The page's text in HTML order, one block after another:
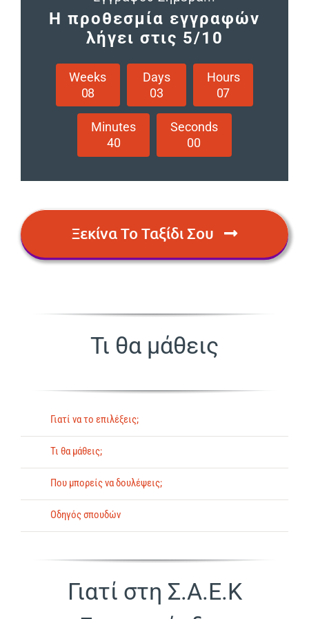
Η προθεσμία εγγραφών
λήγει στις 5/10
08
Weeks
03
Days
07
Hours
39
Minutes
59
Seconds
Ξεκίνα Το Ταξίδι Σου
Τι θα μάθεις
Γιατί να το επιλέξεις;
Τι θα μάθεις;
Που μπορείς να δουλέψεις;
Οδηγός σπουδών
Γιατί στη Σ.Α.Ε.Κ